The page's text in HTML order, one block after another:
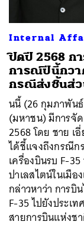
Internal
ปิดปี 2568 ก
การณ์ปีนี้กวา
กรณีส่งชิ้นส่ว
นนี้ (26 กุมภาพัน
(มหาชน) มีการจั
2568 โดย ชาย เ
ได้ชี้แจงถึงกรณีก
เครื่องบินรบ F-
ปาเลสไตน์ในเมือ
กล่าวหาว่า การบิ
F-35 ไปยังประเ
สายการบินแห่งช